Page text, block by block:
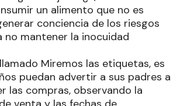
un alimento que no es
conciencia de los riesgos
no mantener la inocuidad
Miremos las etiquetas, es
puedan advertir a sus padres a
las compras, observando la